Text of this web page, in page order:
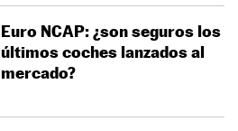
Euro NCAP: ¿son seguros los
últimos coches lanzados al
mercado?